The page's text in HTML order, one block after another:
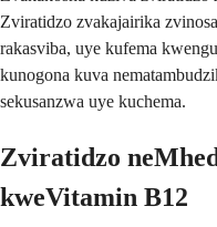
Zviratidzo zvakajairika
rakasviba, uye kufema
kunogona kuva
sekusanzwa uye kuchema.
Zviratidzo
kweVitamin B12